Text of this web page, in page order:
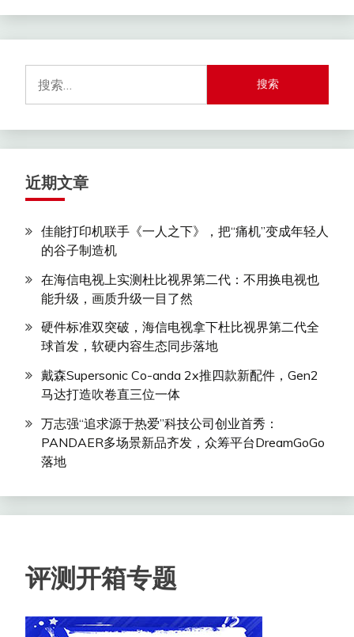
索：
近期文章
佳能打印机联手《一人之下》，把“痛机”变成年轻人
的谷子制造机
在海信电视上实测杜比视界第二代：不用换电视也
能升级，画质升级一目了然
硬件标准双突破，海信电视拿下杜比视界第二代全
球首发，软硬内容生态同步落地
戴森Supersonic Co-anda 2x推四款新配件，Gen2
马达打造吹卷直三位一体
万志强“追求源于热爱”科技公司创业首秀：
PANDAER多场景新品齐发，众筹平台DreamGoGo
落地
评测开箱专题